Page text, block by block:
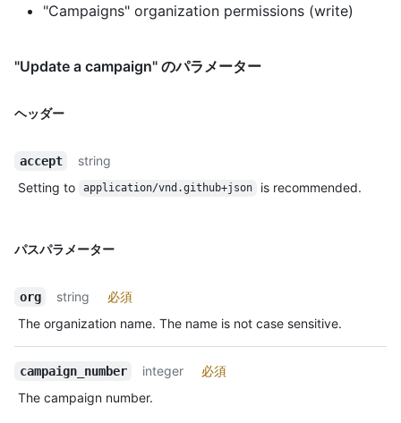
"Campaigns" organization permissions (write)
"Update a campaign" のパラメーター
ヘッダー
accept
string
Setting to
application/vnd.github+json is recommended.
パスパラメーター
org string
必須
The organization name. The name is not case sensitive.
campaign_number integer
必須
The campaign number.